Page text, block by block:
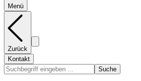
Menü
Zurück
Kontakt
Suche